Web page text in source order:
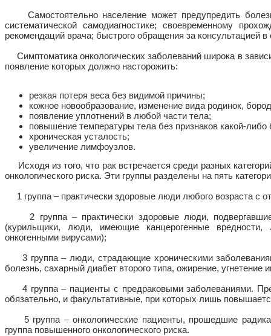
Самостоятельно население может предупредить
систематической самодиагностике; своевременному
рекомендаций врача; быстрого обращения за консультацией
Симптоматика онкологических заболеваний широка в
появление которых должно насторожить:
резкая потеря веса без видимой причины;
кожное новообразование, изменение вида родинок,
появление уплотнений в любой части тела;
повышение температуры тела без признаков какой-
хроническая усталость;
увеличение лимфоузлов.
Исходя из того, что рак встречается среди разных
онкологического риска. Эти группы разделены на пять
1 группа – практически здоровые люди любого возраста с
2 группа – практически здоровые люди,
(курильщики, люди, имеющие канцерогенные
онкогенными вирусами);
3 группа – люди, страдающие хроническими
болезнь, сахарный диабет второго типа, ожирение, угнетение
4 группа – пациенты с предраковыми заболеваниями.
обязательно, и факультативные, при которых лишь
5 группа – онкологические пациенты, прошедшие
группа повышенного онкологического риска.